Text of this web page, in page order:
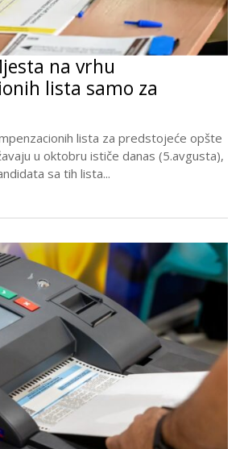
na vrhu
lista samo za
lista za predstojeće opšte
u oktobru ističe danas (5.avgusta),
sa tih lista...